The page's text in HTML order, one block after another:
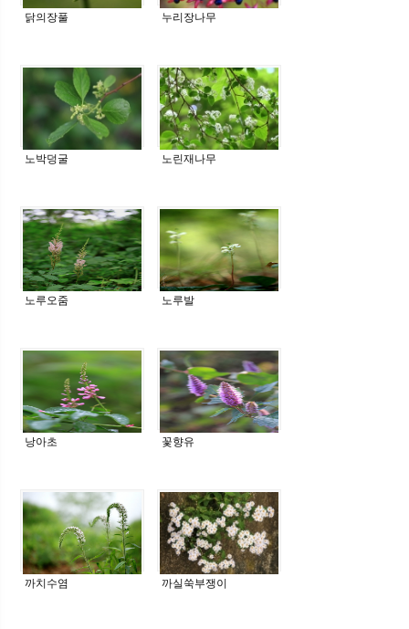
닭의장풀 누리장나무
노박덩굴 노린재나무
노루오줌 노루발
낭아초 꽃향유
까치수염 까실쑥부쟁이